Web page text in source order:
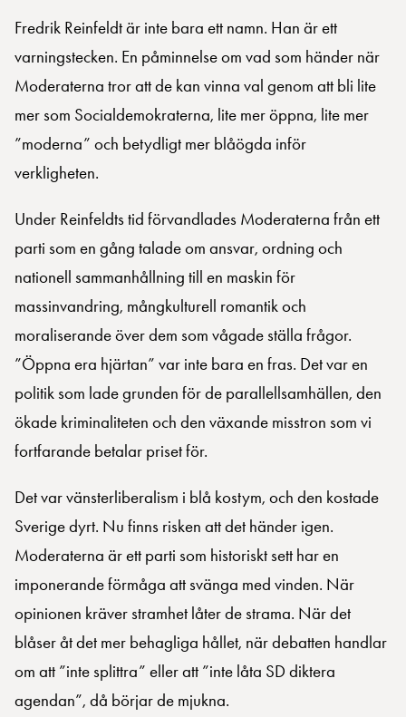
Fredrik Reinfeldt är inte bara ett namn. Han är ett
varningstecken. En påminnelse om vad som händer när
Moderaterna tror att de kan vinna val genom att bli lite
mer som Socialdemokraterna, lite mer öppna, lite mer
”moderna” och betydligt mer blåögda inför
verkligheten.
Under Reinfeldts tid förvandlades Moderaterna från ett
parti som en gång talade om ansvar, ordning och
nationell sammanhållning till en maskin för
massinvandring, mångkulturell romantik och
moraliserande över dem som vågade ställa frågor.
”Öppna era hjärtan” var inte bara en fras. Det var en
politik som lade grunden för de parallellsamhällen, den
ökade kriminaliteten och den växande misstron som vi
fortfarande betalar priset för.
Det var vänsterliberalism i blå kostym, och den kostade
Sverige dyrt. Nu finns risken att det händer igen.
Moderaterna är ett parti som historiskt sett har en
imponerande förmåga att svänga med vinden. När
opinionen kräver stramhet låter de strama. När det
blåser åt det mer behagliga hållet, när debatten handlar
om att ”inte splittra” eller att ”inte låta SD diktera
agendan”, då börjar de mjukna.